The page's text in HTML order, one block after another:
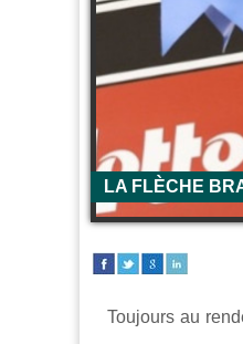
LA FLÈCHE
Toujours au